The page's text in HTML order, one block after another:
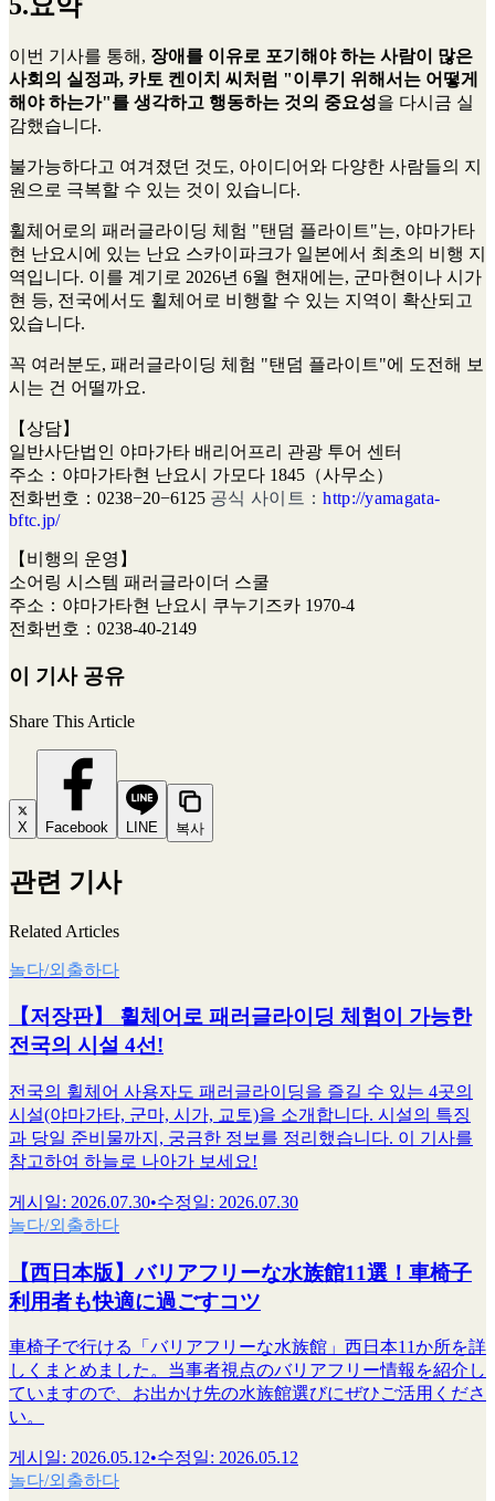
5.요약
이번 기사를 통해, 장애를 이유로 포기해야 하는 사람이 많은
사회의 실정과, 카토 켄이치 씨처럼 "이루기 위해서는 어떻게
해야 하는가"를 생각하고 행동하는 것의 중요성을 다시금 실
감했습니다.
불가능하다고 여겨졌던 것도, 아이디어와 다양한 사람들의 지
원으로 극복할 수 있는 것이 있습니다.
휠체어로의 패러글라이딩 체험 "탠덤 플라이트"는, 야마가타
현 난요시에 있는 난요 스카이파크가 일본에서 최초의 비행 지
역입니다. 이를 계기로 2026년 6월 현재에는, 군마현이나 시가
현 등, 전국에서도 휠체어로 비행할 수 있는 지역이 확산되고
있습니다.
꼭 여러분도, 패러글라이딩 체험 "탠덤 플라이트"에 도전해 보
시는 건 어떨까요.
【상담】
일반사단법인 야마가타 배리어프리 관광 투어 센터
주소：야마가타현 난요시 가모다 1845（사무소）
전화번호：0238−20−6125 공식 사이트：http://yamagata-
bftc.jp/
【비행의 운영】
소어링 시스템 패러글라이더 스쿨
주소：야마가타현 난요시 쿠누기즈카 1970-4
전화번호：0238-40-2149
이 기사 공유
Share This Article
X Facebook LINE 복사
관련 기사
Related Articles
놀다/외출하다
【저장판】 휠체어로 패러글라이딩 체험이 가능한
전국의 시설 4선!
전국의 휠체어 사용자도 패러글라이딩을 즐길 수 있는 4곳의
시설(야마가타, 군마, 시가, 교토)을 소개합니다. 시설의 특징
과 당일 준비물까지, 궁금한 정보를 정리했습니다. 이 기사를
참고하여 하늘로 나아가 보세요!
게시일: 2026.07.30•수정일: 2026.07.30
놀다/외출하다
【西日本版】バリアフリーな水族館11選！車椅子
利用者も快適に過ごすコツ
車椅子で行ける「バリアフリーな水族館」西日本11か所を詳
しくまとめました。当事者視点のバリアフリー情報を紹介し
ていますので、お出かけ先の水族館選びにぜひご活用くださ
い。
게시일: 2026.05.12•수정일: 2026.05.12
놀다/외출하다